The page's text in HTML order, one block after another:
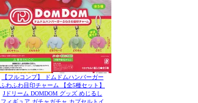
【フルコンプ】 ドムドムハンバーガー
ふわふわ目印チャーム 【全5種セット】
Jドリーム DOMDOM グッズ めじるし
フィギュア ガチャガチャ カプセルトイ